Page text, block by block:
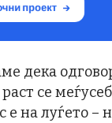
дека
се
е на луѓето –